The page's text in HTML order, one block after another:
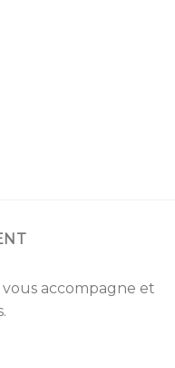
accompagne et